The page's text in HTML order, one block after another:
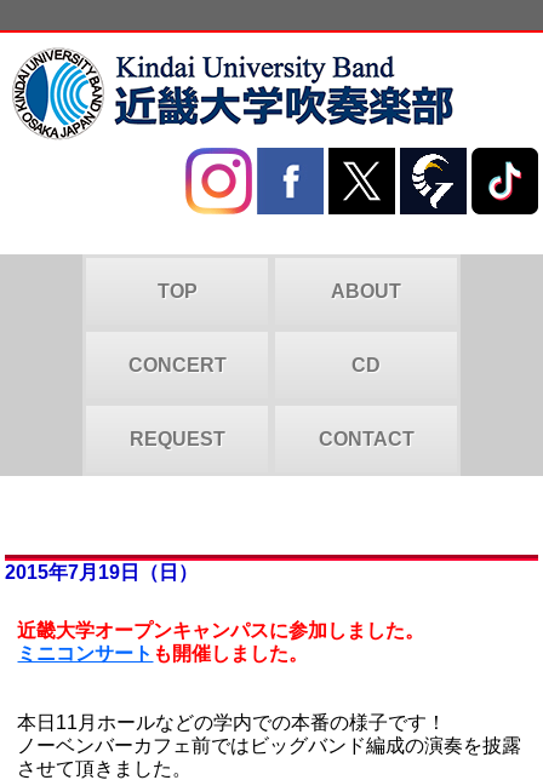
TOP ABOUT
CONCERT CD
REQUEST CONTACT
2015年7月19日（日）
近畿大学オープンキャンパスに参加しました。
ミニコンサート も開催しました。
本日11月ホールなどの学内での本番の様子です！
ノーベンバーカフェ前ではビッグバンド編成の演奏を披露
させて頂きました。